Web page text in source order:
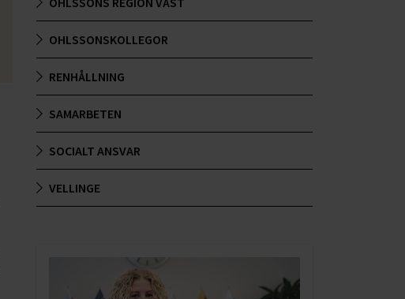
OHLSSONSKOLLEGOR
RENHÅLLNING
SAMARBETEN
SOCIALT ANSVAR
VELLINGE